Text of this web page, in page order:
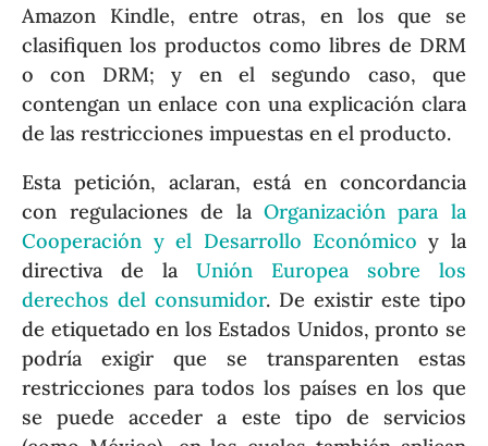
Amazon Kindle, entre otras, en los que se
clasifiquen los productos como libres de DRM
o con DRM; y en el segundo caso, que
contengan un enlace con una explicación clara
de las restricciones impuestas en el producto.
Esta petición, aclaran, está en concordancia
con regulaciones de la Organización para la
Cooperación y el Desarrollo Económico y la
directiva de la Unión Europea sobre los
derechos del consumidor. De existir este tipo
de etiquetado en los Estados Unidos, pronto se
podría exigir que se transparenten estas
restricciones para todos los países en los que
se puede acceder a este tipo de servicios